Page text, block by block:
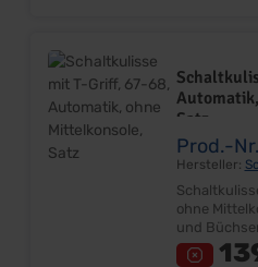
Satz
Prod.-
Hersteller:
ohne Mittelkonsole T-
und Büchsen, Satz
Schaltanzeige &